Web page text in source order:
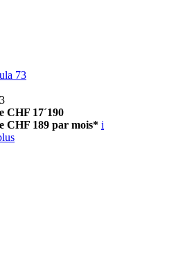
73
CHF 17´190
CHF 189 par mois* i